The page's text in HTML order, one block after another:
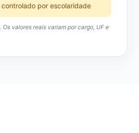
controlado por escolaridade
Os valores reais variam por cargo, UF e